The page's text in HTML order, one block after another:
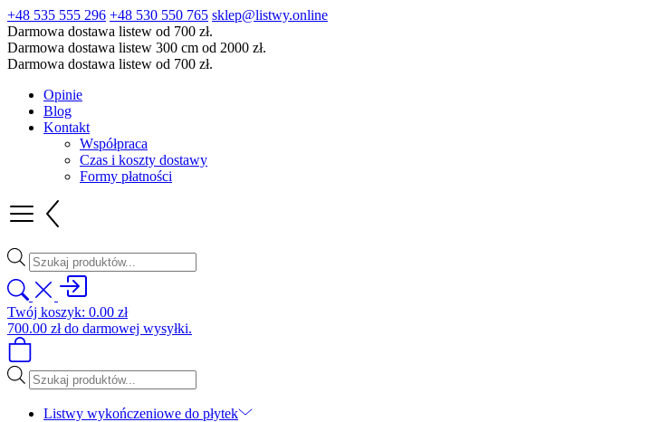
+48 535 555 296 +48 530 550 765 sklep@listwy.online
Darmowa dostawa listew od 700 zł.
Darmowa dostawa listew 300 cm od 2000 zł.
Darmowa dostawa listew od 700 zł.
Opinie
Blog
Kontakt
Współpraca
Czas i koszty dostawy
Formy płatności
Wyszukiwarka
produktów
Twój koszyk: 0.00 zł
700.00 złdo darmowej wysyłki.
Wyszukiwarka
produktów
Listwy wykończeniowe do płytek